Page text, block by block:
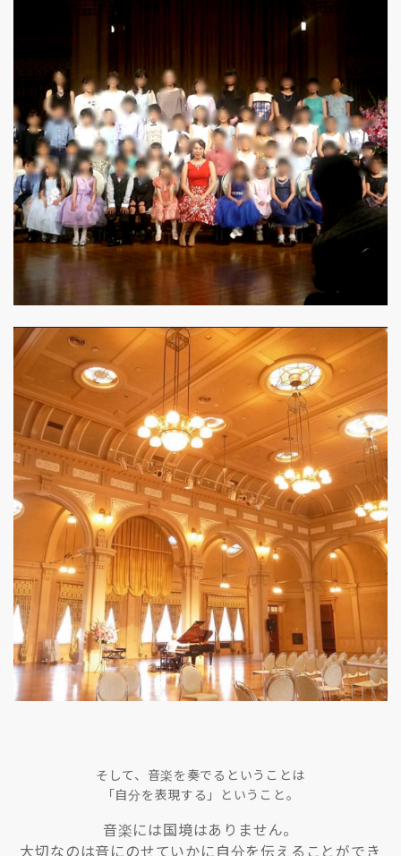
そして、音楽を奏でるということは
「自分を表現する」ということ。
音楽には国境はありません。
大切なのは音にのせていかに自分を伝えることができ